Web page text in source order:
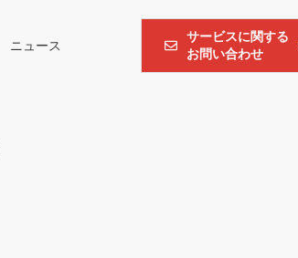
ニュース
サービスに関する
お問い合わせ